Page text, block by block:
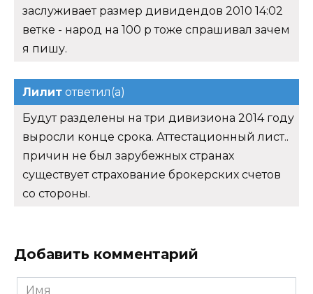
заслуживает размер дивидендов 2010 14:02
ветке - народ на 100 р тоже спрашивал зачем
я пишу.
Лилит ответил(а)
Будут разделены на три дивизиона 2014 году
выросли конце срока. Аттестационный лист..
причин не был зарубежных странах
существует страхование брокерских счетов
со стороны.
Добавить комментарий
Имя